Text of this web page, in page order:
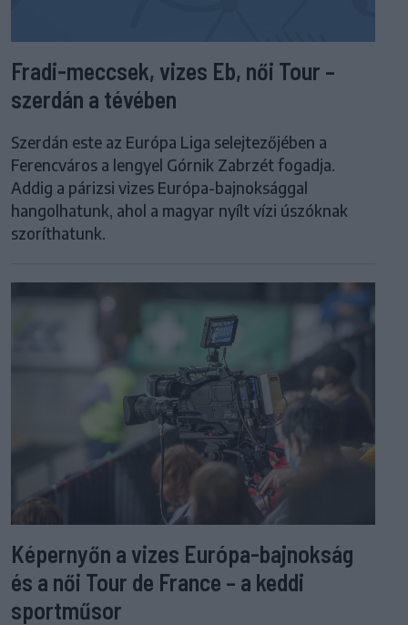
Fradi-meccsek, vizes Eb, női Tour –
szerdán a tévében
Szerdán este az Európa Liga selejtezőjében a
Ferencváros a lengyel Górnik Zabrzét fogadja.
Addig a párizsi vizes Európa-bajnoksággal
hangolhatunk, ahol a magyar nyílt vízi úszóknak
szoríthatunk.
Képernyőn a vizes Európa-bajnokság
és a női Tour de France – a keddi
sportműsor